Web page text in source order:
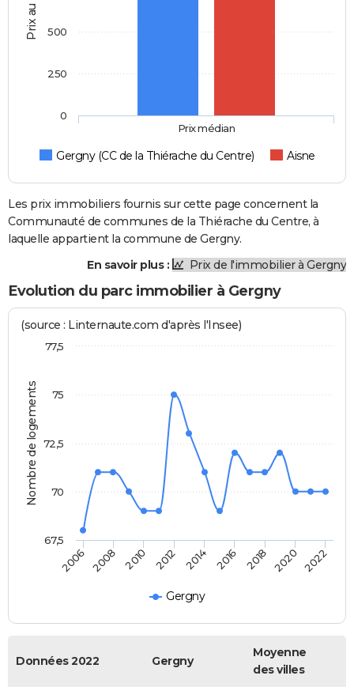
Gergny (CC de la Thiérache du Centre) Aisne
Prix médian
0
250
500
Les prix immobiliers fournis sur cette page concernent la
Communauté de communes de la Thiérache du Centre, à
laquelle appartient la commune de Gergny.
En savoir plus :
Prix de l'immobilier à Gergny
Evolution du parc immobilier à Gergny
Nombre de logements
(source : Linternaute.com d'après l'Insee)
Gergny
2006 2008 2010 2012 2014 2016 2018 2020 2022
70
67,5
72,5
75
77,5
Données 2022 Gergny
Moyenne
des villes